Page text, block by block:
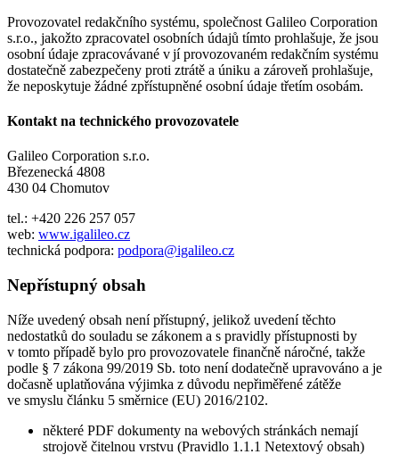
Provozovatel redakčního systému, společnost Galileo Corporation
s.r.o., jakožto zpracovatel osobních údajů tímto prohlašuje, že jsou
osobní údaje zpracovávané v jí provozovaném redakčním systému
dostatečně zabezpečeny proti ztrátě a úniku a zároveň prohlašuje,
že neposkytuje žádné zpřístupněné osobní údaje třetím osobám.
Kontakt na technického provozovatele
Galileo Corporation s.r.o.
Březenecká 4808
430 04 Chomutov
tel.: +420 226 257 057
web: www.igalileo.cz
technická podpora: podpora@igalileo.cz
Nepřístupný obsah
Níže uvedený obsah není přístupný, jelikož uvedení těchto
nedostatků do souladu se zákonem a s pravidly přístupnosti by
v tomto případě bylo pro provozovatele finančně náročné, takže
podle § 7 zákona 99/2019 Sb. toto není dodatečně upravováno a je
dočasně uplatňována výjimka z důvodu nepřiměřené zátěže
ve smyslu článku 5 směrnice (EU) 2016/2102.
některé PDF dokumenty na webových stránkách nemají
strojově čitelnou vrstvu (Pravidlo 1.1.1 Netextový obsah)